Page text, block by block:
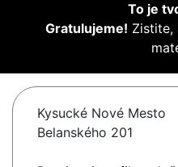
To je
Gratulujeme! Zistite,
Kysucké Nové Mesto
Belanského 201